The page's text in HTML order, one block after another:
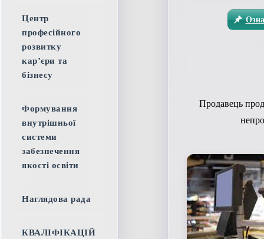
Продавець
Центр
професійного
розвитку
кар’єри та
бізнесу
Формування
внутрішньої
системи
забезпечення
якості освіти
Наглядова рада
КВАЛІФІКАЦІЙ